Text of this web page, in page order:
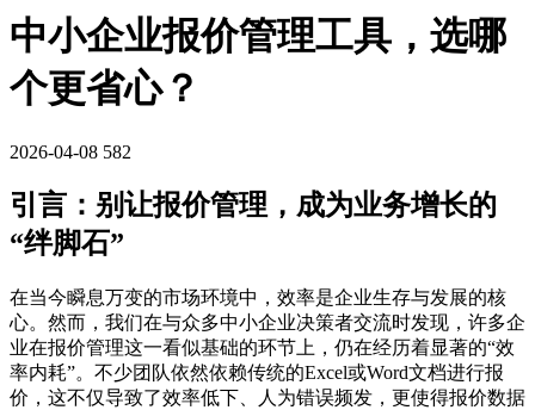
中小企业报价管理工具，选哪
个更省心？
2026-04-08 582
引言：别让报价管理，成为业务增长的
“绊脚石”
在当今瞬息万变的市场环境中，效率是企业生存与发展的核
心。然而，我们在与众多中小企业决策者交流时发现，许多企
业在报价管理这一看似基础的环节上，仍在经历着显著的“效
率内耗”。不少团队依然依赖传统的Excel或Word文档进行报
价，这不仅导致了效率低下、人为错误频发，更使得报价数据